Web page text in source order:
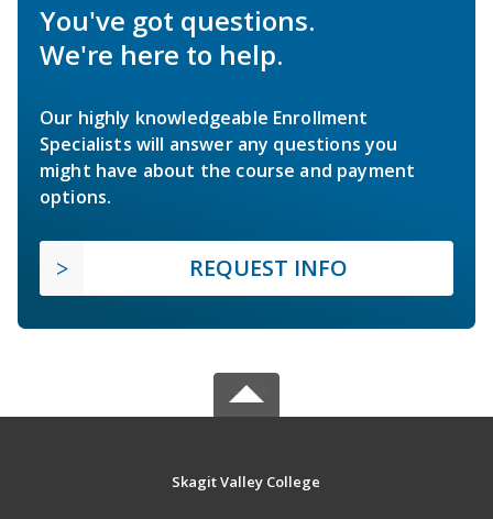
You've got questions.
We're here to help.
Our highly knowledgeable Enrollment
Specialists will answer any questions you
might have about the course and payment
options.
REQUEST INFO
Skagit Valley College